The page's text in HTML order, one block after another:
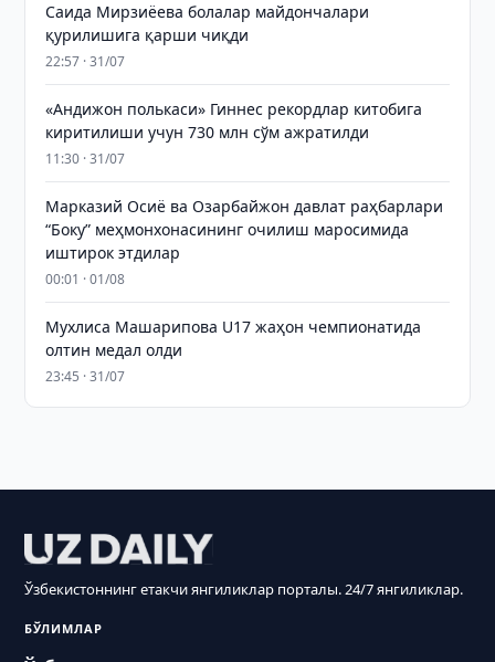
Саида Мирзиёева болалар майдончалари
қурилишига қарши чиқди
22:57 · 31/07
«Андижон полькаси» Гиннес рекордлар китобига
киритилиши учун 730 млн сўм ажратилди
11:30 · 31/07
Марказий Осиё ва Озарбайжон давлат раҳбарлари
“Боку” меҳмонхонасининг очилиш маросимида
иштирок этдилар
00:01 · 01/08
Мухлиса Машарипова U17 жаҳон чемпионатида
олтин медал олди
23:45 · 31/07
Ўзбекистоннинг етакчи янгиликлар порталы. 24/7 янгиликлар.
БЎЛИМЛАР